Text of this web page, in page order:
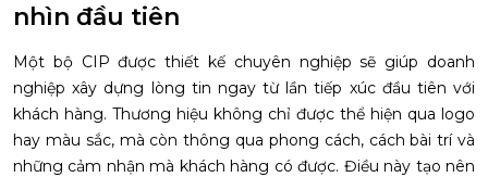
nhìn đầu tiên
Một bộ CIP được thiết kế chuyên nghiệp sẽ giúp doanh
nghiệp xây dựng lòng tin ngay từ lần tiếp xúc đầu tiên với
khách hàng. Thương hiệu không chỉ được thể hiện qua logo
hay màu sắc, mà còn thông qua phong cách, cách bài trí và
những cảm nhận mà khách hàng có được. Điều này tạo nên